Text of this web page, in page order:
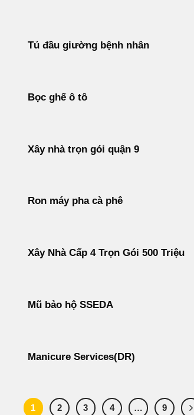
Tủ đầu giường bệnh nhân
Bọc ghế ô tô
Xây nhà trọn gói quận 9
Ron máy pha cà phê
Xây Nhà Cấp 4 Trọn Gói 500 Triệu
Mũ bảo hộ SSEDA
Manicure Services(DR)
1 2 3 4 … 9